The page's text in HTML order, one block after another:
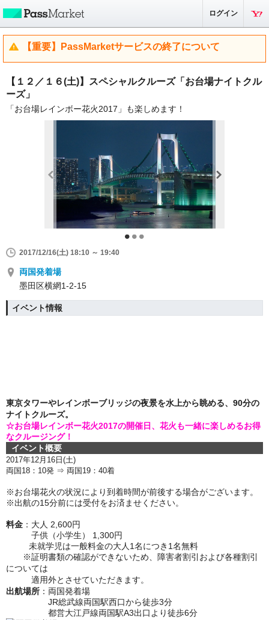
ログイン
【重要】PassMarketサービスの終了について
【１２／１６(土)】スペシャルクルーズ「お台場ナイトクル
ーズ」
「お台場レインボー花火2017」も楽しめます！
2017/12/16(土) 18:10 ～ 19:40
両国発着場
墨田区横網1-2-15
イベント情報
東京タワーやレインボーブリッジの夜景を水上から眺める、 90分の
ナイトクルーズ。
☆お台場レインボー花火2017の開催日、花火も一緒に楽しめるお得
なクルージング！
イベント概要
2017年12月16日(土)
両国18：10発 ⇒ 両国19：40着
※お台場花火の状況により到着時間が前後する場合がございます。
※出航の15分前には受付をお済ませください。
料金 ：大人 2,600円
子供（小学生） 1,300円
未就学児は一般料金の大人 1名につき 1名無料
※証明書類の確認ができないため、障害者割引および各種割引
については
適用外とさせていただきます。
出航場所 ：両国発着場
JR総武線両国駅西口から徒歩3分
都営大江戸線両国駅A3出口より徒歩6分